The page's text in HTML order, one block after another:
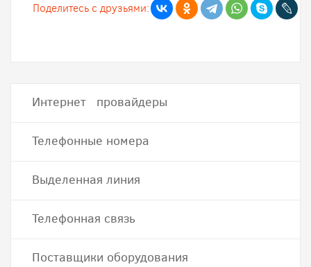
Поделитесь с друзьями:
Интернет провайдеры
Телефонные номера
Выделенная линия
Телефонная связь
Поставщики оборудования